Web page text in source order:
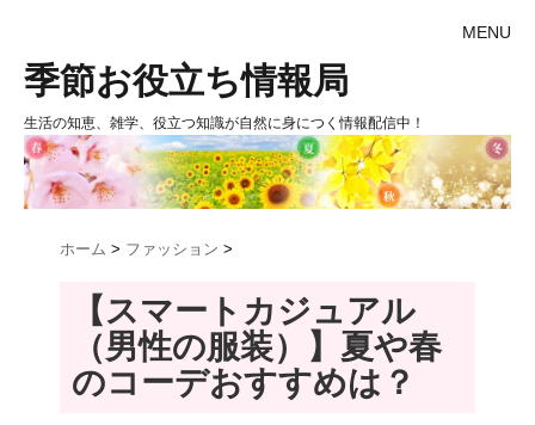
MENU
季節お役立ち情報局
生活の知恵、雑学、役立つ知識が自然に身につく情報配信中！
ホーム > ファッション >
【スマートカジュアル
（男性の服装）】夏や春
のコーデおすすめは？